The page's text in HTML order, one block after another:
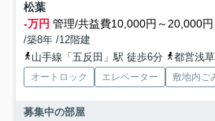
松葉
-万円 管理/共益費10,000円～20,000円
/築8年 /12階建
山手線「五反田」駅 徒歩6分
都営浅
オートロック エレベーター 敷地内ご
募集中の部屋